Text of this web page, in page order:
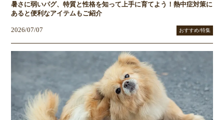
暑さに弱いパグ、特質と性格を知って上手に育てよう！熱中症対策に
あると便利なアイテムもご紹介
2026/07/07 おすすめ/特集